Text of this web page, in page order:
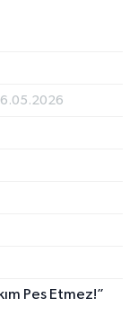
Pes Etmez!”